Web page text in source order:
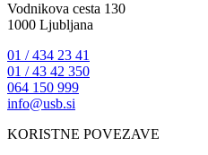
Vodnikova cesta 130
1000 Ljubljana
01 / 434 23 41
01 / 43 42 350
064 150 999
info@usb.si
KORISTNE POVEZAVE